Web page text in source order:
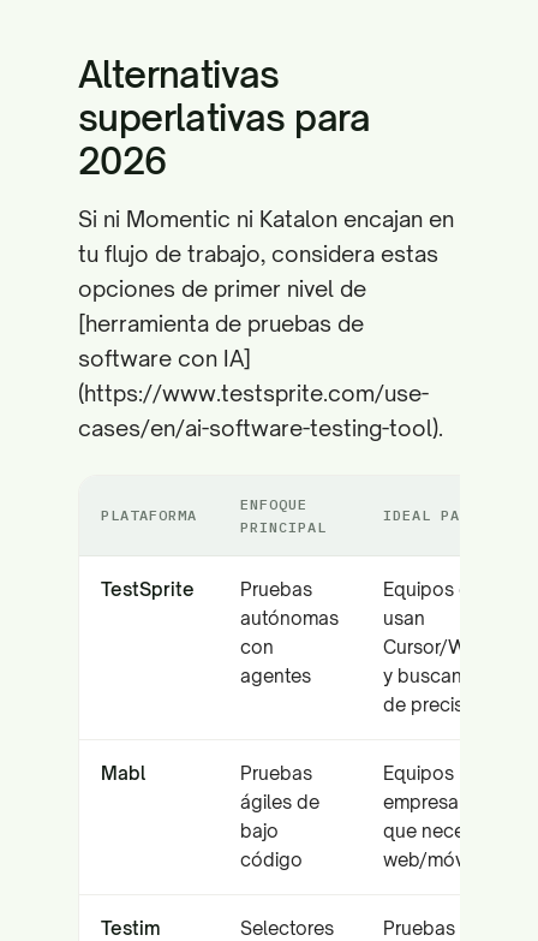
Alternativas
superlativas para
2026
Si ni Momentic ni Katalon encajan en
tu flujo de trabajo, considera estas
opciones de primer nivel de
[herramienta de pruebas de
software con IA]
(https://www.testsprite.com/use-
cases/en/ai-software-testing-tool).
PLATAFORMA
ENFOQUE
PRINCIPAL
IDEAL PARA
TestSprite
Pruebas
autónomas
con
agentes
Equipos que
usan
Cursor/Windsurf
y buscan 93%
de precisión
Mabl
Pruebas
ágiles de
bajo
código
Equipos
empresariales
que necesitan
web/móvil/API
Testim
Selectores
Pruebas de